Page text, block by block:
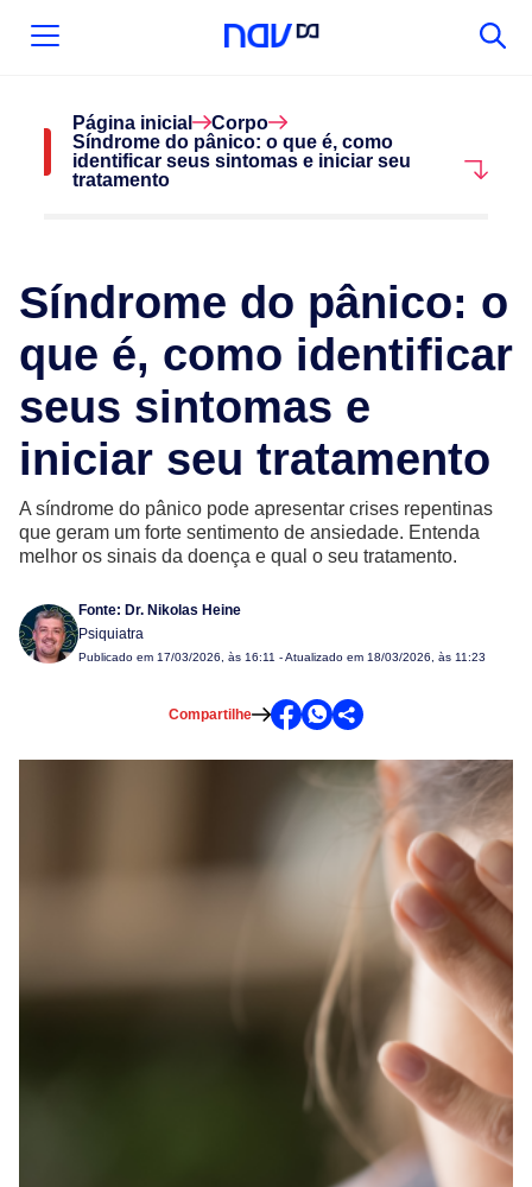
Página inicial
Corpo
Síndrome do pânico: o que é, como
identificar seus sintomas e iniciar seu
tratamento
Síndrome do pânico: o
que é, como identificar
seus sintomas e
iniciar seu tratamento
A síndrome do pânico pode apresentar crises repentinas
que geram um forte sentimento de ansiedade. Entenda
melhor os sinais da doença e qual o seu tratamento.
Fonte: Dr. Nikolas Heine
Psiquiatra
Publicado em 17/03/2026, às 16:11 - Atualizado em 18/03/2026, às 11:23
Compartilhe